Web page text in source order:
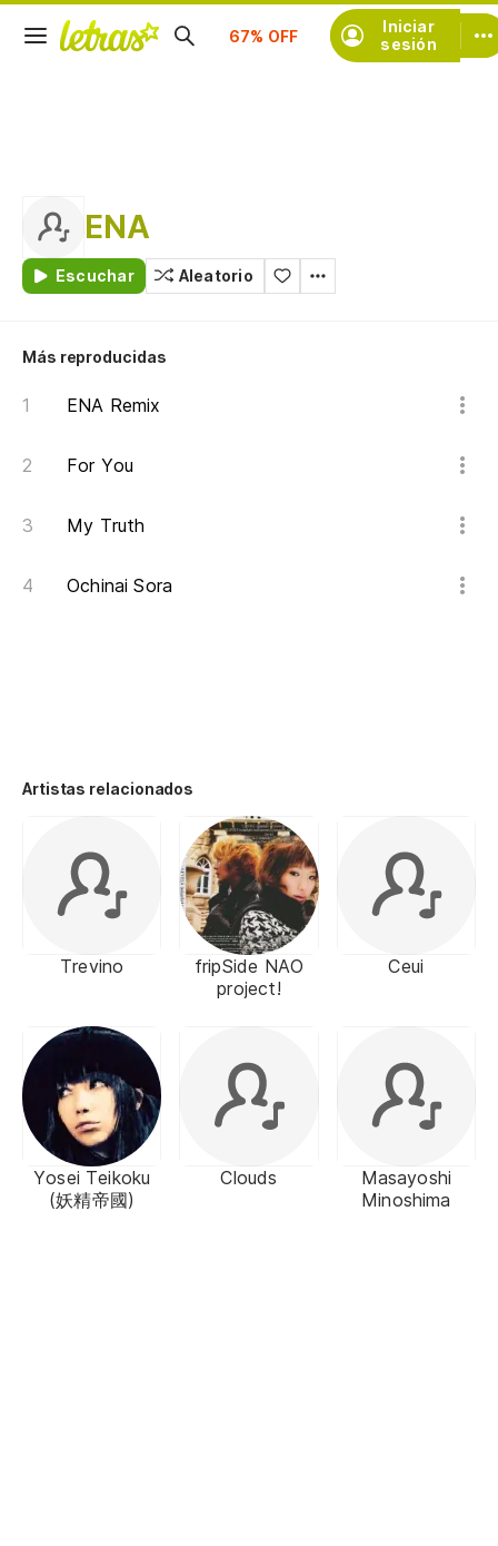
Iniciar
sesión
Suscríbete
ENA
Escuchar Aleatorio
Más reproducidas
ENA Remix
For You
My Truth
Ochinai Sora
Artistas relacionados
Trevino
fripSide NAO
project!
Ceui
Yosei Teikoku
(妖精帝國)
Clouds
Masayoshi
Minoshima